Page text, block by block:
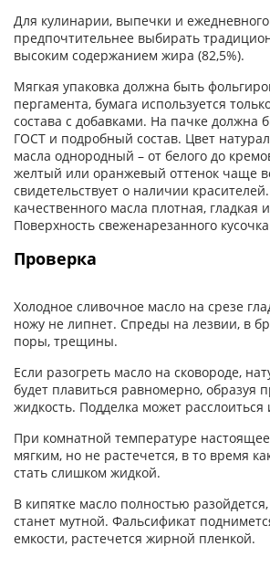
Для кулинарии, выпечки и
предпочтительнее выбирать
высоким содержанием жира (82,5%).
Мягкая упаковка должна быть
пергамента, бумага используется
состава с добавками. На пачке должна
ГОСТ и подробный состав. Цвет
масла однородный – от белого до
желтый или оранжевый оттенок чаще
свидетельствует о наличии
качественного масла плотная, гладкая
Поверхность свеженарезанного
Проверка
Холодное сливочное масло на срезе
ножу не липнет. Спреды на лезвии, в
поры, трещины.
Если разогреть масло на сковороде,
будет плавиться равномерно, образуя
жидкость. Подделка может расслоиться
При комнатной температуре
мягким, но не растечется, в то время
стать слишком жидкой.
В кипятке масло полностью
станет мутной. Фальсификат
емкости, растечется жирной пленкой.